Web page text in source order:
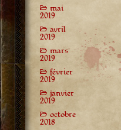
mai
2019
avril
2019
mars
2019
février
2019
janvier
2019
octobre
2018